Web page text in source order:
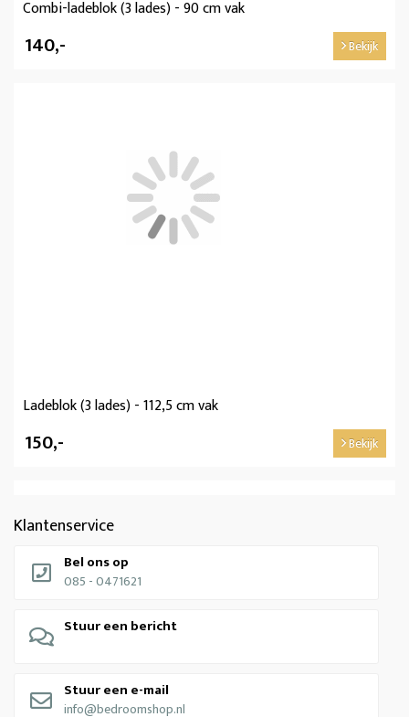
Klantenservice
Bel ons op
085 - 0471621
Stuur een bericht
Stuur een e-mail
info@bedroomshop.nl
Combi-ladeblok (3 lades) - 90 cm vak
140,- Bekijk
Ladeblok (3 lades) - 112,5 cm vak
150,- Bekijk